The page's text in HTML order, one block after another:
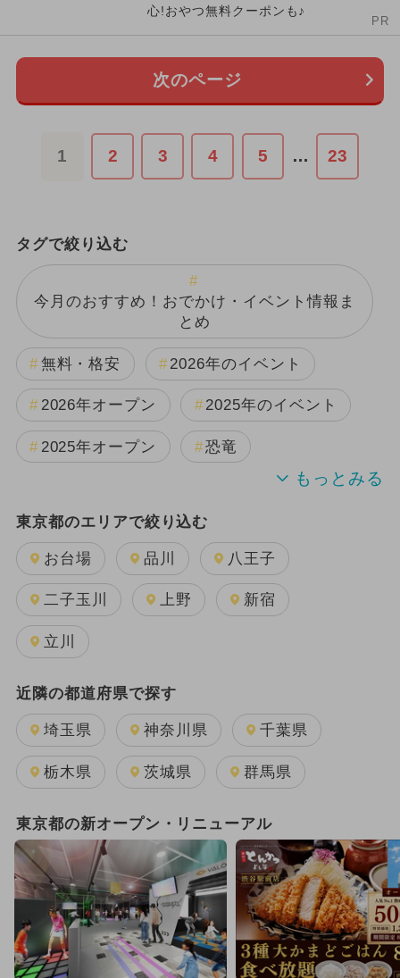
心!おやつ無料クーポンも♪
PR
次のページ
1 2 3 4 5 … 23
タグで絞り込む
今月のおすすめ！おでかけ・イベント情報ま
とめ
無料・格安 2026年のイベント
2026年オープン 2025年のイベント
2025年オープン 恐竜
2024年のイベント
夏休み 日帰り キャラクター
週末イベント関東パック
GW(ゴールデンウィーク)
2025年11月のイベント
2026年1月のイベント
2026年8月のイベント ワークショップ
2026年7月のイベント クリスマス
2024年4月のイベント
2024年7月のイベント
東京都のエリアで絞り込む
お台場 品川 八王子
二子玉川 上野 新宿
立川
近隣の都道府県で探す
埼玉県 神奈川県 千葉県
栃木県 茨城県 群馬県
東京都の新オープン・リニューアル